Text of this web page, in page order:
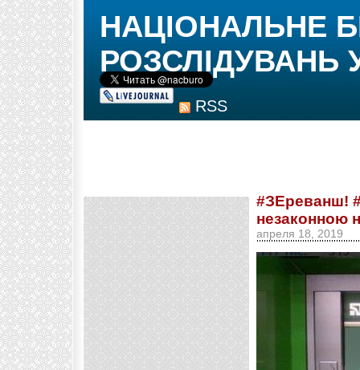
RSS
НАЦІОНАЛЬНЕ
РОЗСЛІДУВАНЬ
#ЗЕреванш!
незаконною
апреля 18, 2019